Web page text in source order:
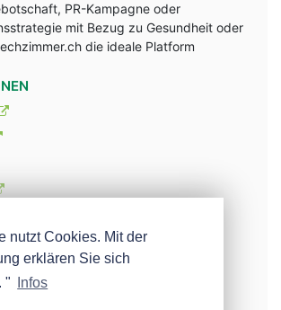
PR-Kampagne oder
mit Bezug zu Gesundheit oder
die ideale Platform
Experten
nutzt Cookies. Mit der
erklären Sie sich
"
Infos